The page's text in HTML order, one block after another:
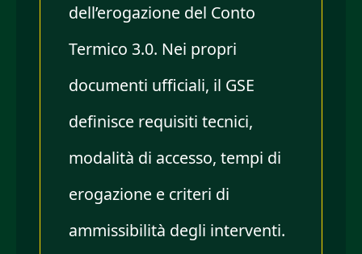
dell’erogazione del Conto
Termico 3.0. Nei propri
documenti ufficiali, il GSE
definisce requisiti tecnici,
modalità di accesso, tempi di
erogazione e criteri di
ammissibilità degli interventi.